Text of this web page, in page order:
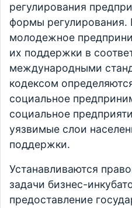
регулирования
формы регулирования.
молодежное
их поддержки в
международными
кодексом
социальное
социальное
уязвимые слои
поддержки.
Устанавливаются
задачи бизнес-
предоставление